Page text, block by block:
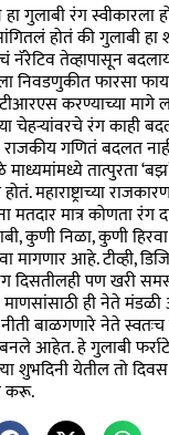
हा गुलाबी रंग स्वीकारला
होतं की गुलाबी हा
तेव्हापासून
निवडणुकीत फारसा
करण्याच्या मागे
चेहऱ्यांवरचे रंग काही
गणितं बदलत
तात्पुरता
महाराष्ट्राच्या
मात्र कोणता रंग
कुणी निळा, कुणी
मागणार आहे. टीव्ही,
रंग दिसतीलही पण खरी
माणसांसाठी ही नेते
बाळगणारे नेते
आहेत. हे गुलाबी फर्राटे
शुभदिनी येतील तो
करू.